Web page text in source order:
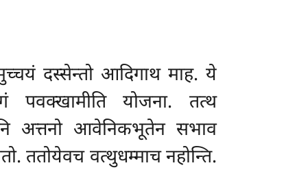
दस्सेन्तो आदिगाथ माह. ये
पवक्खामीति योजना. तत्थ
अत्तनो आवेनिकभूतेन सभाव
ततोयेवच वत्थुधम्माच नहोन्ति.